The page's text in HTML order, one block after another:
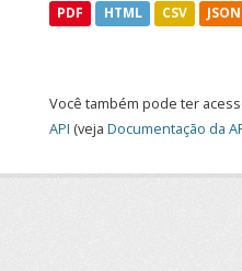
PDF HTML CSV JSON
Você também pode ter
API (veja Documentação da